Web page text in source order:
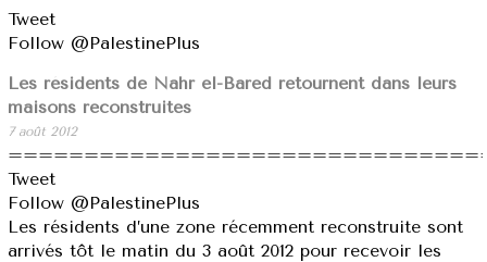
Tweet
Follow @PalestinePlus
Les résidents de Nahr el-Bared retournent dans leurs
maisons reconstruites
7 août 2012
Tweet
Follow @PalestinePlus
Les résidents d’une zone récemment reconstruite sont
arrivés tôt le matin du 3 août 2012 pour recevoir les